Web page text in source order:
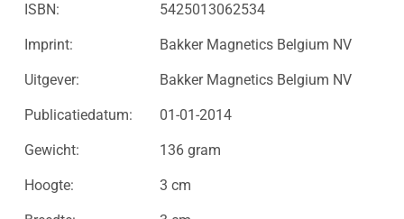
ISBN: 5425013062534
Imprint: Bakker Magnetics Belgium NV
Uitgever: Bakker Magnetics Belgium NV
Publicatiedatum: 01-01-2014
Gewicht: 136 gram
Hoogte: 3 cm